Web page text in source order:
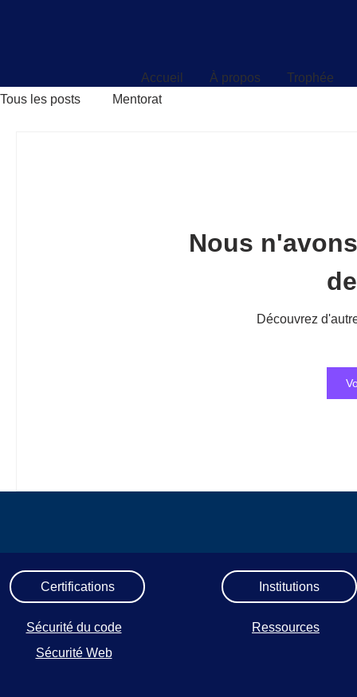
Accueil À propos
Trophée
Tous les posts
Mentorat
Nous
Découvrez
Certifications
Sécurité du code
Sécurité Web
Institutions
Ressources